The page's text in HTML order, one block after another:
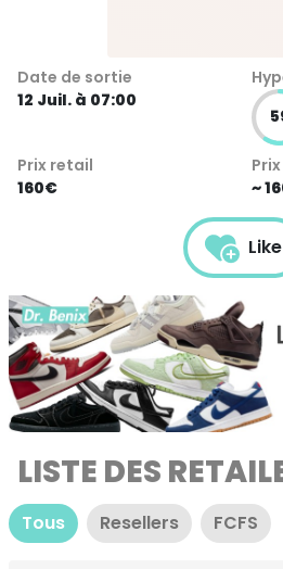
Date de sortie
12 Juil. à 07:00
Prix retail
160€
~
Like
LISTE DES
Tous Resellers FCFS